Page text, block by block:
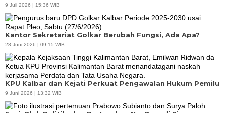
9 Juli 2026 | 15:36 WIB
Kantor Sekretariat Golkar Berubah Fungsi, Ada Apa?
28 Juni 2026 | 09:15 WIB
KPU Kalbar dan Kejati Perkuat Pengawalan Hukum Pemilu
9 Juni 2026 | 13:32 WIB